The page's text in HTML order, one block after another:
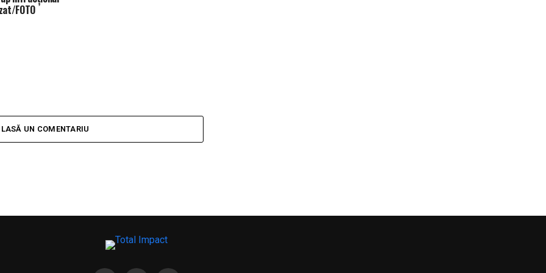
FOTO
LASĂ UN COMENTARIU